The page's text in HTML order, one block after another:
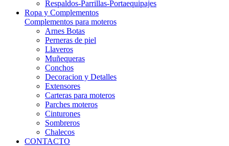
Respaldos-Parrillas-Portaequipajes
Ropa y Complementos
Complementos para moteros
Arnes Botas
Perneras de piel
Llaveros
Muñequeras
Conchos
Decoracion y Detalles
Extensores
Carteras para moteros
Parches moteros
Cinturones
Sombreros
Chalecos
CONTACTO